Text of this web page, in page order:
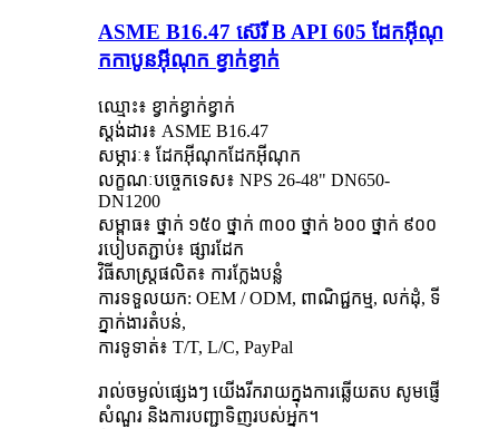
ASME B16.47 ស៊េរី B API 605 ដែកអ៊ីណុ
កកាបូនអ៊ីណុក ខ្វាក់ខ្វាក់
ឈ្មោះ៖ ខ្វាក់ខ្វាក់ខ្វាក់
ស្តង់ដារ៖ ASME B16.47
សម្ភារៈ៖ ដែកអ៊ីណុកដែកអ៊ីណុក
លក្ខណៈបច្ចេកទេស៖ NPS 26-48" DN650-
DN1200
សម្ពាធ៖ ថ្នាក់ ១៥០ ថ្នាក់ ៣០០ ថ្នាក់ ៦០០ ថ្នាក់ ៩០០
របៀបតភ្ជាប់៖ ផ្សារដែក
វិធីសាស្រ្តផលិត៖ ការក្លែងបន្លំ
ការទទួលយក: OEM / ODM, ពាណិជ្ជកម្ម, លក់ដុំ, ទី
ភ្នាក់ងារតំបន់,
ការទូទាត់៖ T/T, L/C, PayPal
រាល់ចម្ងល់ផ្សេងៗ យើងរីករាយក្នុងការឆ្លើយតប សូមផ្ញើ
សំណួរ និងការបញ្ជាទិញរបស់អ្នក។